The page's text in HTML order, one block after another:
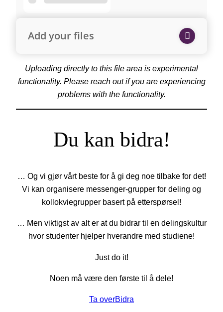
Add your files
Uploading directly to this file area is experimental
functionality. Please reach out if you are experiencing
problems with the functionality.
Du kan bidra!
… Og vi gjør vårt beste for å gi deg noe tilbake for det!
Vi kan organisere messenger-grupper for deling og
kollokviegrupper basert på etterspørsel!
… Men viktigst av alt er at du bidrar til en delingskultur
hvor studenter hjelper hverandre med studiene!
Just do it!
Noen må være den første til å dele!
Ta overBidra